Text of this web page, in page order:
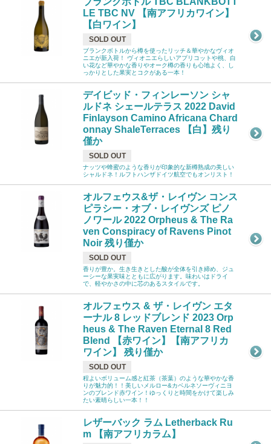
LE TBC NV 【南アフリカワイン】
【白ワイン】
SOLD OUT
ブランクボトルから樽を使ったリッチ＆華やかなヴィオ
ニエが新入荷！ ヴィオニエらしいアプリコットや桃、白
い花など華やかな香りやオーク樽の香りも心地よく、し
っかりとした果実とコクがある一本！
デイビッド・フィンレーソン シャ
ルドネ シェールテラス 2022 David
Finlayson Camino Africana Chard
onnay ShaleTerraces 【白】残り
僅か
SOLD OUT
ナッツや蜂蜜のような香りが印象的な新樽熟成の美しい
シャルドネ！ルフトハンザドイツ航空でもオンリスト！
オルフェウス&ザ・レイヴン コンス
ピラシー・オブ・レイヴンズ ピノ
ノワール 2022 Orpheus & The Ra
ven Conspiracy of Ravens Pinot
Noir 残り僅か
SOLD OUT
香りが豊か。生き生きとした酸が全体を引き締め、ジュ
ーシーな果実味とともに広がります。味わいはドライ
で、軽やかさの中に芯のあるスタイルです。
オルフェウス & ザ・レイヴン エタ
ーナル 8 レッドブレンド 2023 Orp
heus & The Raven Eternal 8 Red
Blend 【赤ワイン】【南アフリカ
ワイン】 残り僅か
SOLD OUT
程よいボリューム感と紅茶（茶葉）のような華やかな香
りが魅力的！！美しいメルロー&カベルネソーヴィニヨ
ンのブレンド赤ワイン！ゆっくりと時間をかけて楽しみ
たい素晴らしい一本！！
レザーバック ラム Letherback Ru
m 【南アフリカラム】